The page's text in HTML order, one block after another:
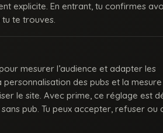
explicite. En entrant, tu confirmes
tu te trouves.
mesurer l’audience et adapter les
des pubs et la
le site. Avec prime, ce réglage est
pub. Tu peux accepter, refuser ou
porno gay beur et métissé : des keums du
Balance-nous tes